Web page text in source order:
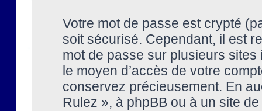
Votre mot de passe est crypté
soit sécurisé. Cependant, il est
mot de passe sur plusieurs
le moyen d’accès de votre
conservez précieusement. En
Rulez », à phpBB ou à un site